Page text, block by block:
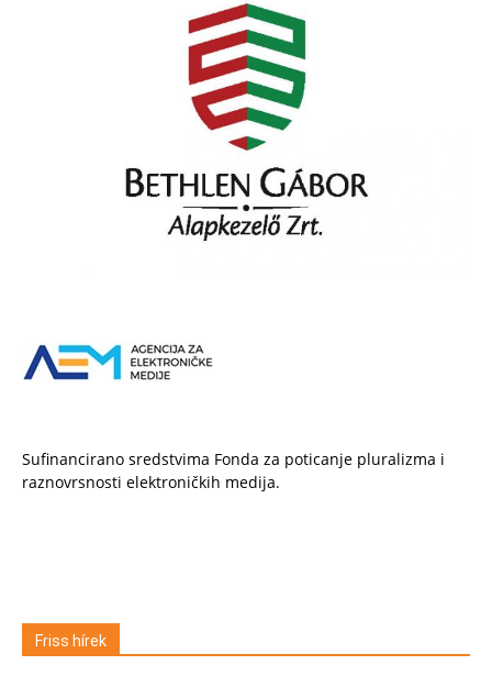
Sufinancirano sredstvima Fonda za poticanje pluralizma i
raznovrsnosti elektroničkih medija.
Friss hírek